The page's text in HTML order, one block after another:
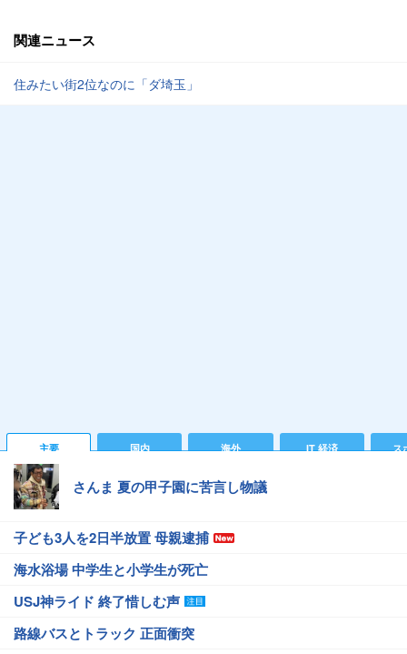
関連ニュース
住みたい街2位なのに「ダ埼玉」
主要 国内 海外 IT 経済 ス
さんま 夏の甲子園に苦言し物議
子ども3人を2日半放置 母親逮捕
海水浴場 中学生と小学生が死亡
USJ神ライド 終了惜しむ声
路線バスとトラック 正面衝突